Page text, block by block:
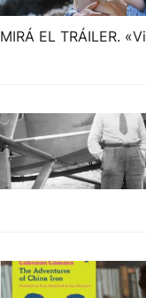
MIRÁ EL TRÁILER.